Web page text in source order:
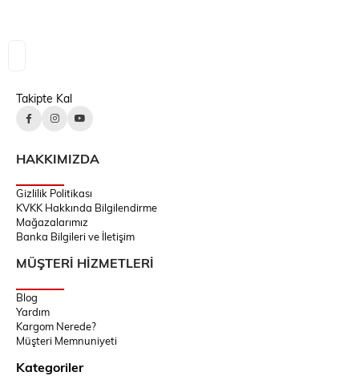
Takipte Kal
HAKKIMIZDA
Gizlilik Politikası
KVKK Hakkında Bilgilendirme
Mağazalarımız
Banka Bilgileri ve İletişim
MÜŞTERİ HİZMETLERİ
Blog
Yardım
Kargom Nerede?
Müşteri Memnuniyeti
Kategoriler